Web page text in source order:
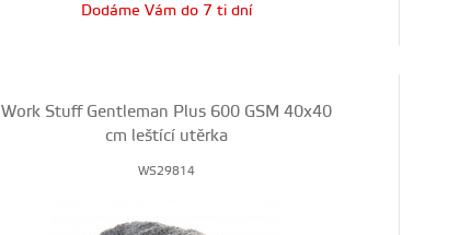
Dodáme Vám do 7 ti dní
Work Stuff Gentleman Plus 600 GSM 40x40
cm leštící utěrka
WS29814